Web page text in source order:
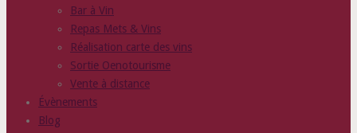
Bar à Vin
Repas Mets & Vins
Réalisation carte des vins
Sortie Oenotourisme
Vente à distance
Évènements
Blog